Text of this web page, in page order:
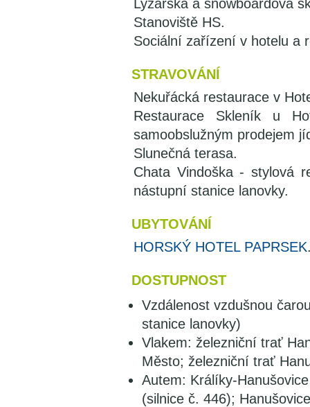
Lyžařská a snowboardová
Stanoviště HS.
Sociální zařízení v hotelu a
STRAVOVÁNÍ
Nekuřácká restaurace v
Restaurace Skleník u
samoobslužným prodejem
Slunečná terasa.
Chata Vindoška - stylová
nástupní stanice lanovky.
UBYTOVÁNÍ
HORSKÝ HOTEL PAPRSEK
DOSTUPNOST
Vzdálenost vzdušnou
stanice lanovky)
Vlakem: železniční trať
Město; železniční trať
Autem: Králíky-
(silnice č. 446);